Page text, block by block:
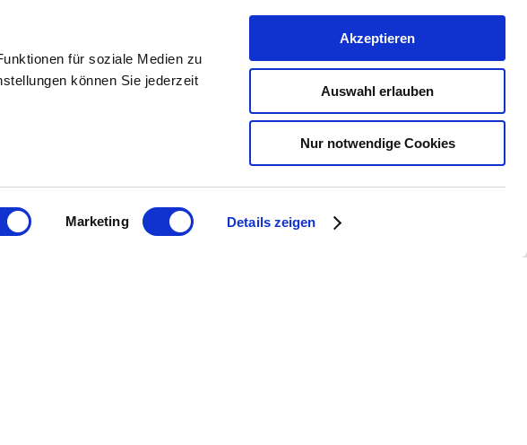
für soziale Medien zu
können Sie jederzeit
Marketing Details zeigen
Akzeptieren
Auswahl erlauben
Nur notwendige Cookies
Weinpräsent wie zum Beispiel griechisches